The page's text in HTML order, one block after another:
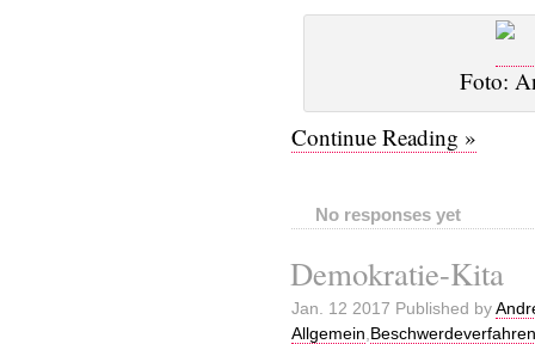
Foto:
Continue Reading »
No responses yet
Demokratie-Kita
Jan. 12 2017 Published by
Allgemein Beschwerdeverfahren